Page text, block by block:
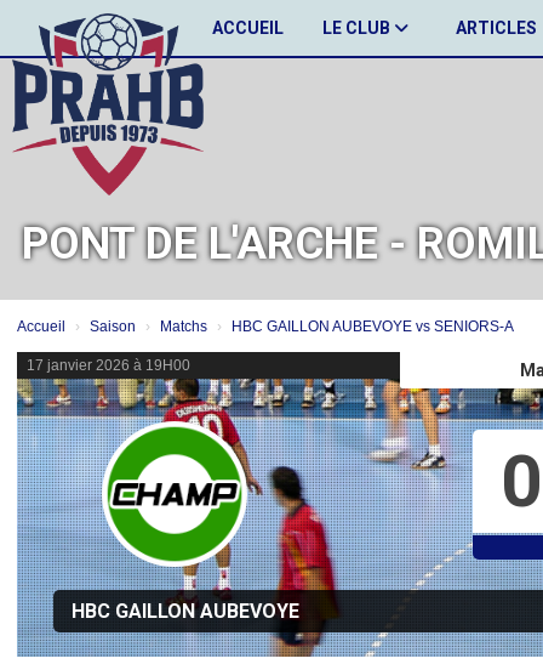
ACCUEIL LE CLUB ARTICLES
PONT DE L'ARCHE -
Accueil Saison Matchs HBC GAILLON AUBEVOYE vs SENIORS-A
17 janvier 2026 à 19H00
HBC GAILLON AUBEVOYE
Panneau de gestion des cookies